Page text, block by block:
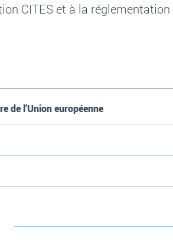
CITES et à la
de l’Union européenne